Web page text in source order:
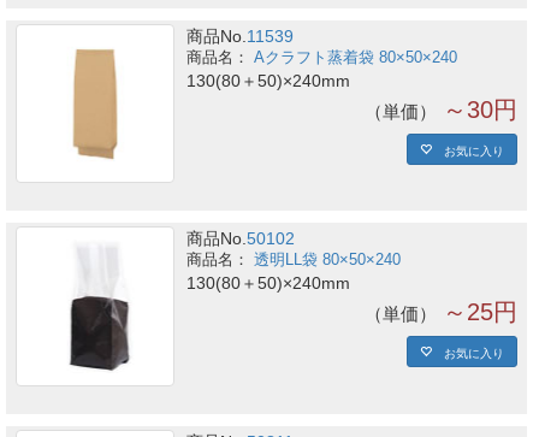
商品No. 11539
Aクラフト蒸着袋 80×50×240
130(80＋50)×240mm
単価 ～30円
お気に入り
商品No.50102
透明LL袋 80×50×240
130(80＋50)×240mm
単価 ～25円
お気に入り